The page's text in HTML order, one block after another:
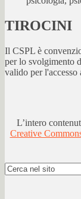
TIROCINI
Il CSPL è
per lo svolgimento
valido per l'accesso
L’intero
Creative